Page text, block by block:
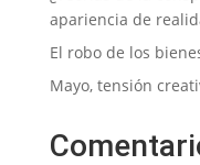
apariencia de
El robo de los
Mayo, tensión